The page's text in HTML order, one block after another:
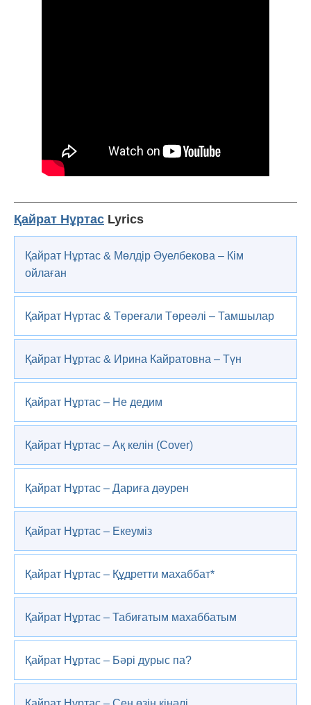
Қайрат Нұртас Lyrics
Қайрат Нұртас & Мөлдір Әуелбекова – Кім
ойлаған
Қайрат Нүртас & Төреғали Төреәлі – Тамшылар
Қайрат Нұртас & Ирина Кайратовна – Түн
Қайрат Нұртас – Не дедим
Қайрат Нұртас – Ақ келін (Cover)
Қайрат Нұртас – Дариға дәурен
Қайрат Нұртас – Екеуміз
Қайрат Нұртас – Құдретти махаббат*
Қайрат Нұртас – Табиғатым махаббатым
Қайрат Нұртас – Бәрі дурыс па?